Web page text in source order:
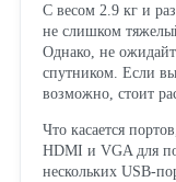
С весом 2.9 кг и
не слишком
Однако, не
спутником. Если вы
возможно, стоит
Что касается
HDMI и VGA для
нескольких USB-